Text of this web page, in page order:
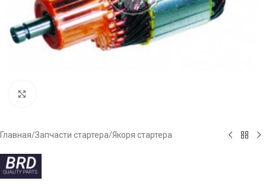
Главная/Запчасти стартера/Якоря стартера